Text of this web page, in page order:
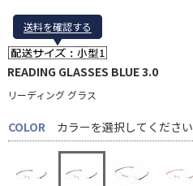
送料を確認する
送料を確認する
READING GLASSES BLUE 3.0
リーディング グラス
COLOR
カラーを選択してください